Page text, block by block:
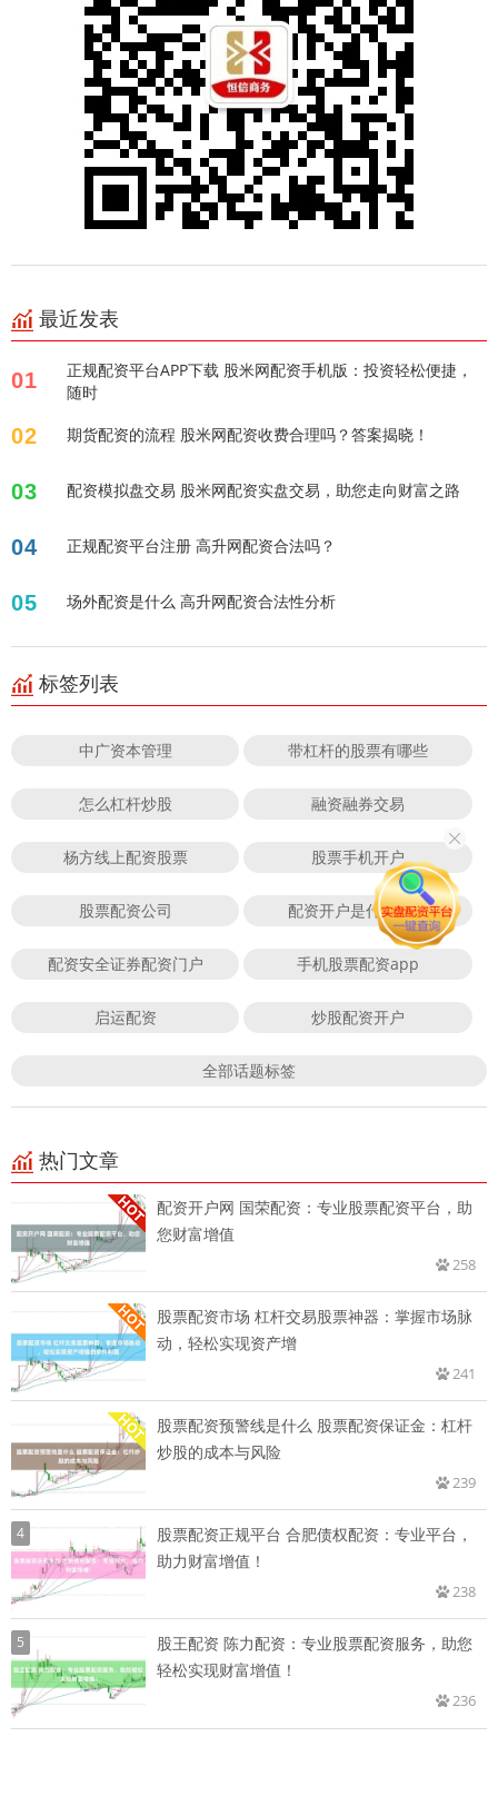
最近发表
01
正规配资平台APP下载 股米网配资手机版：投资轻松便捷，
随时
02 期货配资的流程 股米网配资收费合理吗？答案揭晓！
03 配资模拟盘交易 股米网配资实盘交易，助您走向财富之路
04 正规配资平台注册 高升网配资合法吗？
05 场外配资是什么 高升网配资合法性分析
标签列表
中广资本管理 带杠杆的股票有哪些
怎么杠杆炒股 融资融券交易
杨方线上配资股票 股票手机开户
股票配资公司 配资开户是什么意思
配资安全证券配资门户 手机股票配资app
启运配资 炒股配资开户
全部话题标签
热门文章
配资开户网 国荣配资：专业股票配资平台，助
您财富增值
258
股票配资市场 杠杆交易股票神器：掌握市场脉
动，轻松实现资产增
241
股票配资预警线是什么 股票配资保证金：杠杆
炒股的成本与风险
239
4
股票配资正规平台 合肥债权配资：专业平台，
助力财富增值！
238
5
股王配资 陈力配资：专业股票配资服务，助您
轻松实现财富增值！
236